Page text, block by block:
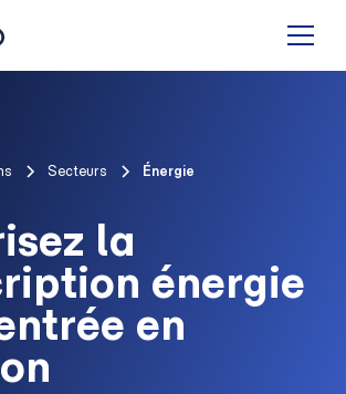
Secteurs Énergie
la
énergie
en